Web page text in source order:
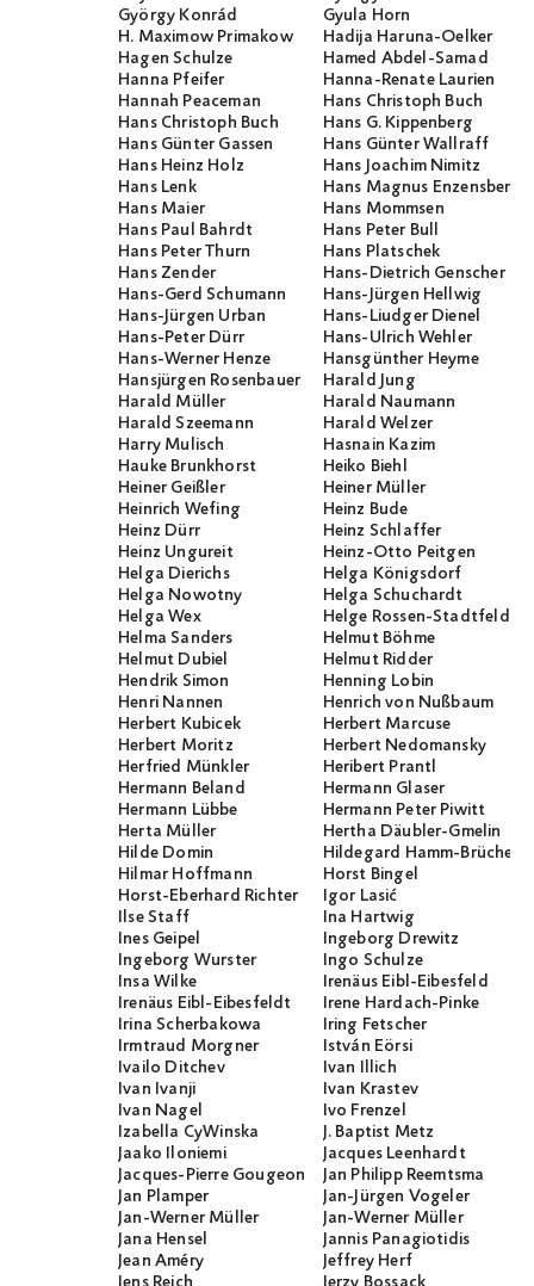
György Konrád
Gyula Horn
H. Maximow Primakow
Hadija Haruna-Oelker
Hagen Schulze
Hamed Abdel-Samad
Hanna Pfeifer
Hanna-Renate Laurien
Hannah Peaceman
Hans Christoph Buch
Hans Christoph Buch
Hans G. Kippenberg
Hans Günter Gassen
Hans Günter Wallraff
Hans Heinz Holz
Hans Joachim Nimitz
Hans Lenk
Hans Magnus
Hans Maier
Hans Mommsen
Hans Paul Bahrdt
Hans Peter Bull
Hans Peter Thurn
Hans Platschek
Hans Zender
Hans-Dietrich Genscher
Hans-Gerd Schumann
Hans-Jürgen Hellwig
Hans-Jürgen Urban
Hans-Liudger Dienel
Hans-Peter Dürr
Hans-Ulrich Wehler
Hans-Werner Henze
Hansgünther Heyme
Hansjürgen Rosenbauer
Harald Jung
Harald Müller
Harald Naumann
Harald Szeemann
Harald Welzer
Harry Mulisch
Hasnain Kazim
Hauke Brunkhorst
Heiko Biehl
Heiner Geißler
Heiner Müller
Heinrich Wefing
Heinz Bude
Heinz Dürr
Heinz Schlaffer
Heinz Ungureit
Heinz-Otto Peitgen
Helga Dierichs
Helga Königsdorf
Helga Nowotny
Helga Schuchardt
Helga Wex
Helge Rossen-Stadtfeld
Helma Sanders
Helmut Böhme
Helmut Dubiel
Helmut Ridder
Hendrik Simon
Henning Lobin
Henri Nannen
Henrich von Nußbaum
Herbert Kubicek
Herbert Marcuse
Herbert Moritz
Herbert Nedomansky
Herfried Münkler
Heribert Prantl
Hermann Beland
Hermann Glaser
Hermann Lübbe
Hermann Peter Piwitt
Herta Müller
Hertha Däubler-Gmelin
Hilde Domin
Hildegard Hamm-Brücher
Hilmar Hoffmann
Horst Bingel
Horst-Eberhard Richter
Igor Lasić
Ilse Staff
Ina Hartwig
Ines Geipel
Ingeborg Drewitz
Ingeborg Wurster
Ingo Schulze
Insa Wilke
Irenäus Eibl-Eibesfeld
Irenäus Eibl-Eibesfeldt
Irene Hardach-Pinke
Irina Scherbakowa
Iring Fetscher
Irmtraud Morgner
István Eörsi
Ivailo Ditchev
Ivan Illich
Ivan Ivanji
Ivan Krastev
Ivan Nagel
Ivo Frenzel
Izabella CyWinska
J. Baptist Metz
Jaako Iloniemi
Jacques Leenhardt
Jacques-Pierre Gougeon
Jan Philipp Reemtsma
Jan Plamper
Jan-Jürgen Vogeler
Jan-Werner Müller
Jan-Werner Müller
Jana Hensel
Jannis Panagiotidis
Jean Améry
Jeffrey Herf